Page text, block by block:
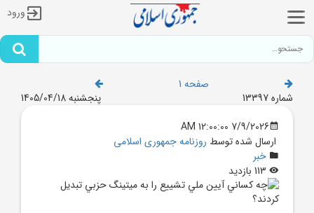
ورود
صفحه 1
شماره 13397
پنجشنبه 1405/04/18
7/9/2026 12:00:00 AM
ارسال شده توسط روزنامه جمهوری اسلامی
خبر